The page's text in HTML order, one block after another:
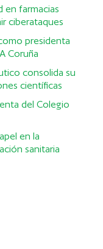
en farmacias
ciberataques
presidenta
Coruña
consolida su
científicas
del Colegio
en la
sanitaria